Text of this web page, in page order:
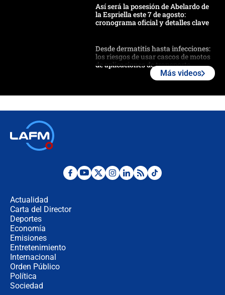
Así será la posesión de Abelardo de
la Espriella este 7 de agosto:
cronograma oficial y detalles clave
Desde dermatitis hasta infecciones:
los riesgos de usar cascos de motos
de aplicaciones de transporte
Posesión de Abelardo De La Espriella
Más videos
Actualidad
Carta del Director
Deportes
Economía
Emisiones
Entretenimiento
Internacional
Orden Público
Política
Sociedad